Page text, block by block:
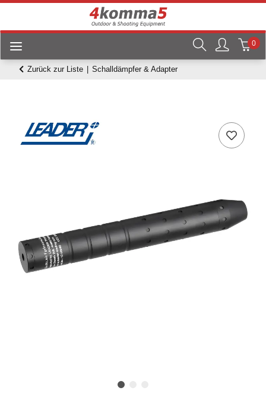
0
Zurück zur Liste Schalldämpfer & Adapter